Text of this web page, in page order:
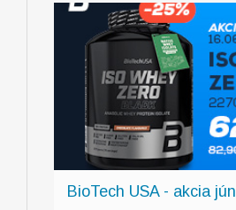
BioTech USA - akcia jún